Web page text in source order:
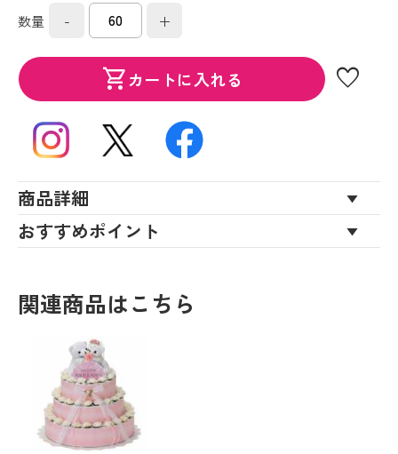
数量 - +
shopping_cartカートに入れる favorite
商品詳細
おすすめポイント
関連商品はこちら